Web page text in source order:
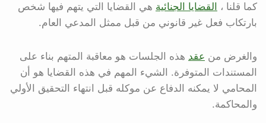
كما قلنا ، القضايا الجنائية هي القضايا التي يتهم فيها شخص
بارتكاب فعل غير قانوني من قبل ممثل المدعي العام.
والغرض من عقد هذه الجلسات هو معاقبة المتهم بناء على
المستندات المتوفرة. الشيء المهم في هذه القضايا هو أن
المحامي لا يمكنه الدفاع عن موكله قبل انتهاء التحقيق الأولي
والمحاكمة.